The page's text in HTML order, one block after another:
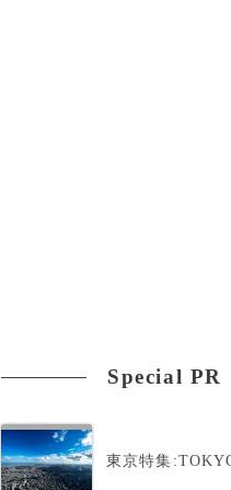
Special PR
東京特集